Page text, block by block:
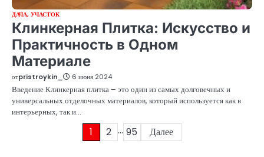
ДАЧА, УЧАСТОК
Клинкерная Плитка: Искусство и
Практичность в Одном
Материале
отpristroykin_ 6 июня 2024
Введение Клинкерная плитка – это один из самых долговечных и
универсальных отделочных материалов, который используется как в
интерьерных, так и…
1 2 … 95 Далее